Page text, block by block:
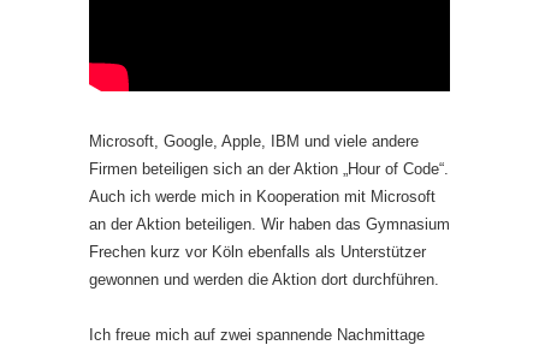
Microsoft, Google, Apple, IBM und viele andere
Firmen beteiligen sich an der Aktion „Hour of Code“.
Auch ich werde mich in Kooperation mit Microsoft
an der Aktion beteiligen. Wir haben das Gymnasium
Frechen kurz vor Köln ebenfalls als Unterstützer
gewonnen und werden die Aktion dort durchführen.
Ich freue mich auf zwei spannende Nachmittage